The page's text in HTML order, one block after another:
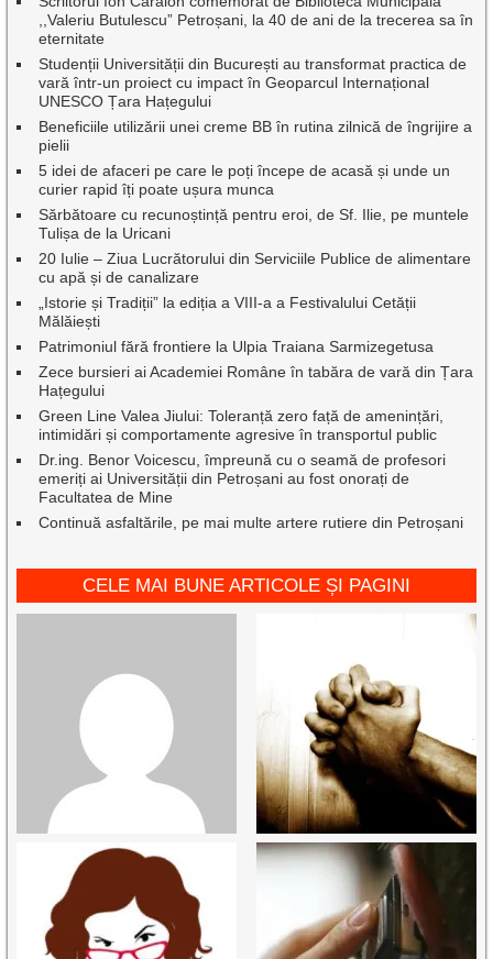
,,Valeriu Butulescu” Petroșani, la 40 de ani de la trecerea sa în
eternitate
Studenții Universității din București au transformat practica de
vară într-un proiect cu impact în Geoparcul Internațional
UNESCO Țara Hațegului
Beneficiile utilizării unei creme BB în rutina zilnică de îngrijire a
pielii
5 idei de afaceri pe care le poți începe de acasă și unde un
curier rapid îți poate ușura munca
Sărbătoare cu recunoștință pentru eroi, de Sf. Ilie, pe muntele
Tulișa de la Uricani
20 Iulie – Ziua Lucrătorului din Serviciile Publice de alimentare
cu apă și de canalizare
„Istorie și Tradiții” la ediția a VIII-a a Festivalului Cetății
Mălăiești
Patrimoniul fără frontiere la Ulpia Traiana Sarmizegetusa
Zece bursieri ai Academiei Române în tabăra de vară din Țara
Hațegului
Green Line Valea Jiului: Toleranță zero față de amenințări,
intimidări și comportamente agresive în transportul public
Dr.ing. Benor Voicescu, împreună cu o seamă de profesori
emeriți ai Universității din Petroșani au fost onorați de
Facultatea de Mine
Continuă asfaltările, pe mai multe artere rutiere din Petroșani
CELE MAI BUNE ARTICOLE ȘI PAGINI